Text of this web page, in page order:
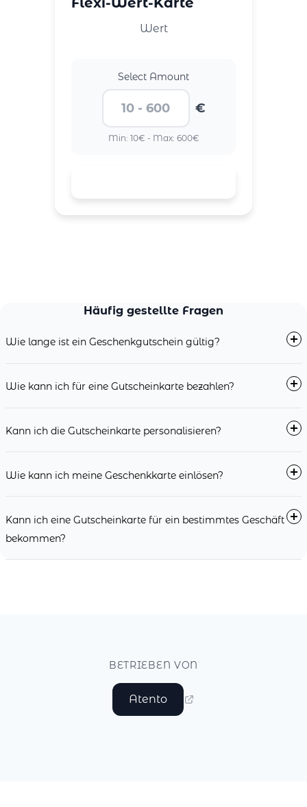
Wert
Select Amount
€
Min: 10€ - Max: 600€
Häufig gestellte Fragen
Wie lange ist ein Geschenkgutschein gültig?
Wie kann ich für eine Gutscheinkarte bezahlen?
Kann ich die Gutscheinkarte personalisieren?
Wie kann ich meine Geschenkkarte einlösen?
Kann ich eine Gutscheinkarte für ein bestimmtes Geschäft
bekommen?
BETRIEBEN VON
Atento